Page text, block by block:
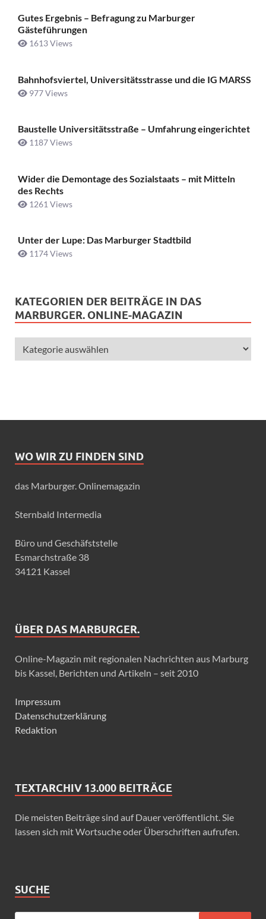
Gutes Ergebnis – Befragung zu Marburger
Gästeführungen
1613 Views
Bahnhofsviertel, Universitätsstrasse und die IG MARSS
977 Views
Baustelle Universitätsstraße ­– Umfahrung eingerichtet
1187 Views
Wider die Demontage des Sozialstaats – mit Mitteln
des Rechts
1261 Views
Unter der Lupe: Das Marburger Stadtbild
1174 Views
KATEGORIEN DER BEITRÄGE IN DAS
MARBURGER. ONLINE-MAGAZIN
WO WIR ZU FINDEN SIND
das Marburger. Onlinemagazin
Sternbald Intermedia
Büro und Geschäfststelle
Esmarchstraße 38
34121 Kassel
ÜBER DAS MARBURGER.
Online-Magazin mit regionalen Nachrichten aus Marburg
bis Kassel, Berichten und Artikeln – seit 2010
Impressum
Datenschutzerklärung
Redaktion
TEXTARCHIV 13.000 BEITRÄGE
Die meisten Beiträge sind auf Dauer veröffentlicht. Sie
lassen sich mit Wortsuche oder Überschriften aufrufen.
SUCHE